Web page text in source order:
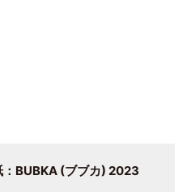
BUBKA (ブブカ) 2023